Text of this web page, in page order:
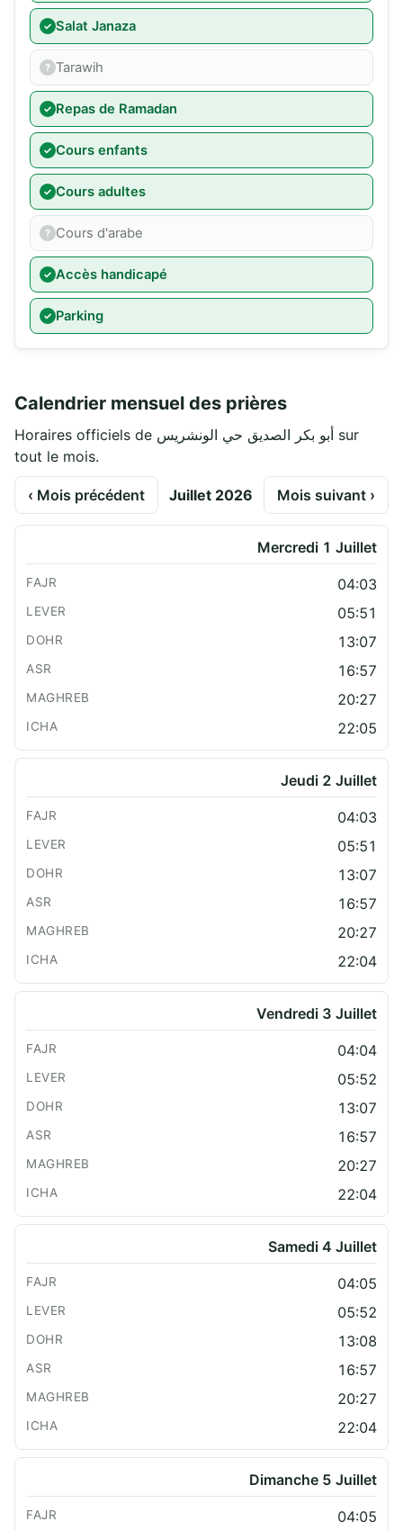
Salat Janaza
Tarawih
Repas de Ramadan
Cours enfants
Cours adultes
Cours d'arabe
Accès handicapé
Parking
Calendrier mensuel des prières
Horaires officiels de أبو بكر الصديق حي الونشريس sur
tout le mois.
‹ Mois précédent Juillet 2026 Mois suivant ›
Mercredi 1 Juillet
04:03
05:51
13:07
16:57
20:27
22:05
Jeudi 2 Juillet
04:03
05:51
13:07
16:57
20:27
22:04
Vendredi 3 Juillet
04:04
05:52
13:07
16:57
20:27
22:04
Samedi 4 Juillet
04:05
05:52
13:08
16:57
20:27
22:04
Dimanche 5 Juillet
04:05